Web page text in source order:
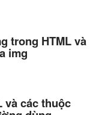
trong HTML và
img
và các thuộc